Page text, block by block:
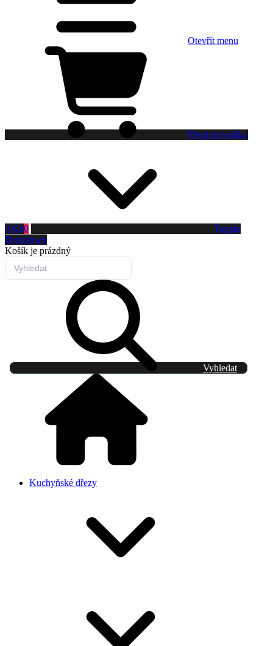
Otevřít menu
Přejít do košíku
0 Kč0
Toggle
Dropdown
Košík je prázdný
Vyhledat
Kuchyňské dřezy